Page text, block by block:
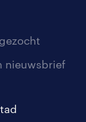
nieuwsbrief